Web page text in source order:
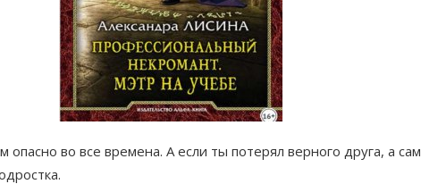
опасно во все времена. А если ты потерял верного друга, а сам